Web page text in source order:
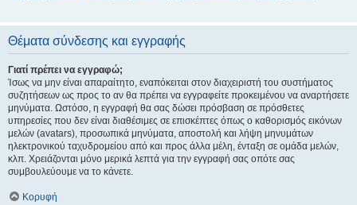
Θέματα σύνδεσης και εγγραφής
Γιατί πρέπει να εγγραφώ;
Ίσως να μην είναι απαραίτητο, εναπόκειται στον διαχειριστή του συστήματος
συζητήσεων ως προς το αν θα πρέπει να εγγραφείτε προκειμένου να αναρτήσετε
μηνύματα. Ωστόσο, η εγγραφή θα σας δώσει πρόσβαση σε πρόσθετες
υπηρεσίες που δεν είναι διαθέσιμες σε επισκέπτες όπως ο καθορισμός εικόνων
μελών (avatars), προσωπικά μηνύματα, αποστολή και λήψη μηνυμάτων
ηλεκτρονικού ταχυδρομείου από και προς άλλα μέλη, ένταξη σε ομάδα μελών,
κλπ. Χρειάζονται μόνο μερικά λεπτά για την εγγραφή σας οπότε σας
συμβουλεύουμε να το κάνετε.
Κορυφή